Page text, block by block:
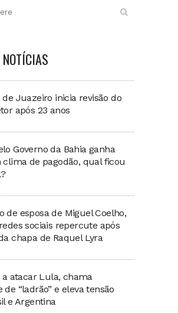
Juazeiro inicia revisão do
após 23 anos
Governo da Bahia ganha
clima de pagodão, qual ficou
de esposa de Miguel Coelho,
sociais repercute após
chapa de Raquel Lyra
a atacar Lula, chama
de “ladrão” e eleva tensão
e Argentina